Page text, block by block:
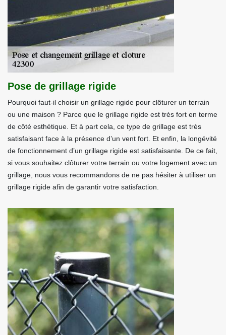
Pose de grillage rigide
Pourquoi faut-il choisir un grillage rigide pour clôturer un terrain
ou une maison ? Parce que le grillage rigide est très fort en terme
de côté esthétique. Et à part cela, ce type de grillage est très
satisfaisant face à la présence d’un vent fort. Et enfin, la longévité
de fonctionnement d’un grillage rigide est satisfaisante. De ce fait,
si vous souhaitez clôturer votre terrain ou votre logement avec un
grillage, nous vous recommandons de ne pas hésiter à utiliser un
grillage rigide afin de garantir votre satisfaction.